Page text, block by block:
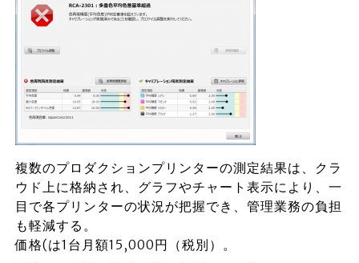
複数のプロダクションプリンターの測定結果は、クラ
ウド上に格納され、グラフやチャート表示により、一
目で各プリンターの状況が把握でき、管理業務の負担
も軽減する。
価格(は1台月額15,000円（税別）。